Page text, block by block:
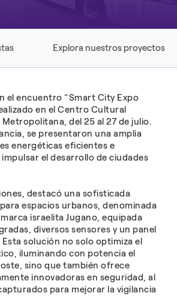
Explora nuestros proyectos
el encuentro “Smart City Expo
en el Centro Cultural
del 25 al 27 de julio.
se presentaron una amplia
energéticas eficientes e
el desarrollo de ciudades
destacó una sofisticada
espacios urbanos, denominada
marca israelita Jugano, equipada
diversos sensores y un panel
solución no solo optimiza el
iluminando con potencia el
sino que también ofrece
innovadoras en seguridad, al
para mejorar la vigilancia